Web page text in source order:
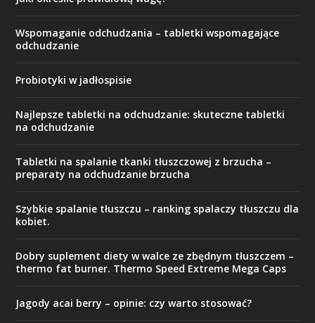
Wspomaganie odchudzania – tabletki wspomagające
odchudzanie
Probiotyki w jadłospisie
Najlepsze tabletki na odchudzanie: skuteczne tabletki
na odchudzanie
Tabletki na spalanie tkanki tłuszczowej z brzucha –
preparaty na odchudzanie brzucha
Szybkie spalanie tłuszczu – ranking spalaczy tłuszczu dla
kobiet.
Dobry suplement diety w walce ze zbędnym tłuszczem –
thermo fat burner. Thermo Speed Extreme Mega Caps
Jagody acai berry – opinie: czy warto stosować?